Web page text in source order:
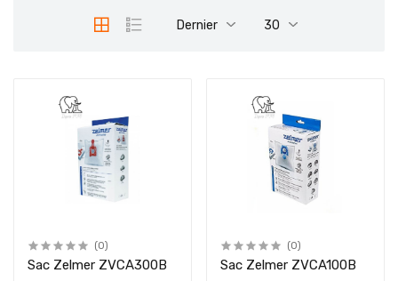
Dernier 30
(0)
Sac Zelmer ZVCA300B
(0)
Sac Zelmer ZVCA100B